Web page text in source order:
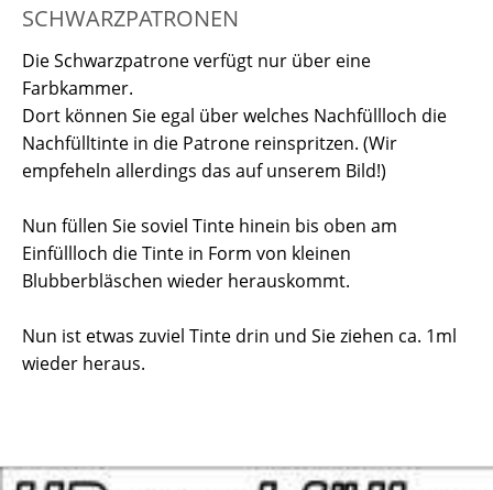
SCHWARZPATRONEN
Die Schwarzpatrone verfügt nur über eine
Farbkammer.
Dort können Sie egal über welches Nachfüllloch die
Nachfülltinte in die Patrone reinspritzen. (Wir
empfeheln allerdings das auf unserem Bild!)
Nun füllen Sie soviel Tinte hinein bis oben am
Einfüllloch die Tinte in Form von kleinen
Blubberbläschen wieder herauskommt.
Nun ist etwas zuviel Tinte drin und Sie ziehen ca. 1ml
wieder heraus.